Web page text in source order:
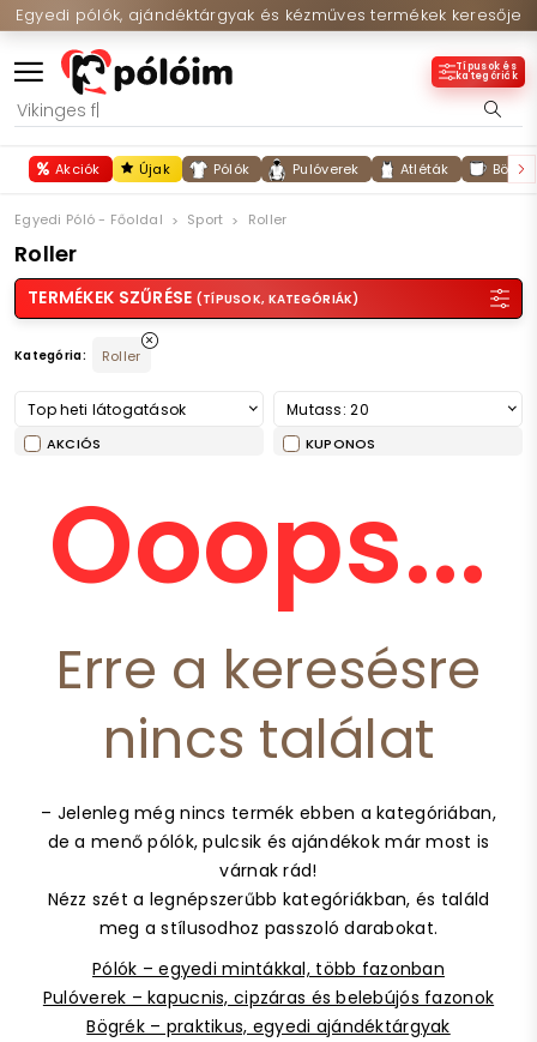
Egyedi pólók, ajándéktárgyak és kézműves termékek keresője
Típusok és
kategóriák
Akciók Újak Pólók Pulóverek Atléták
Egyedi Póló - Főoldal Sport Roller
Roller
TERMÉKEK SZŰRÉSE (TÍPUSOK, KATEGÓRIÁK)
Kategória: Roller
Top heti látogatások Mutass: 20
AKCIÓS KUPONOS
Ooops...
Erre a keresésre
nincs találat
– Jelenleg még nincs termék ebben a kategóriában,
de a menő pólók, pulcsik és ajándékok már most is
várnak rád!
Nézz szét a legnépszerűbb kategóriákban, és találd
meg a stílusodhoz passzoló darabokat.
Pólók – egyedi mintákkal, több fazonban
Pulóverek – kapucnis, cipzáras és belebújós fazonok
Bögrék – praktikus, egyedi ajándéktárgyak